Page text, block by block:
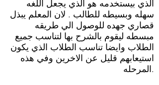
الذي بيستخدمه هو الذي يجعل اللغه
سهله وبسيطه للطالب . لان المعلم يبذل
قصاري جهده للوصول الي طريقه
مبسطه ليقوم بالشرح بها لتناسب جميع
الطلاب وايضا تناسب الطلاب الذي يكون
استيعابهم قليل عن الاخرين وفي هذه
المرحله.